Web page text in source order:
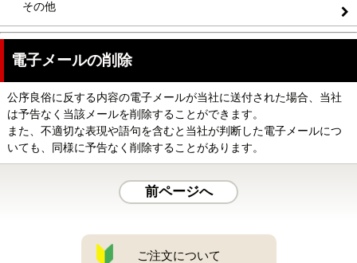
その他
電子メールの削除
公序良俗に反する内容の電子メールが当社に送付された場合、当社
は予告なく当該メールを削除することができます。
また、不適切な表現や語句を含むと当社が判断した電子メールにつ
いても、同様に予告なく削除することがあります。
前ページへ
ご注文について